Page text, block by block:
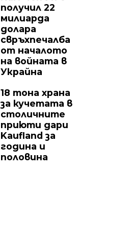
получил 22
милиарда
долара
свръхпечалба
от началото
на войната в
Украйна
18 тона храна
за кучетата в
столичните
приюти дари
Kaufland за
година и
половина